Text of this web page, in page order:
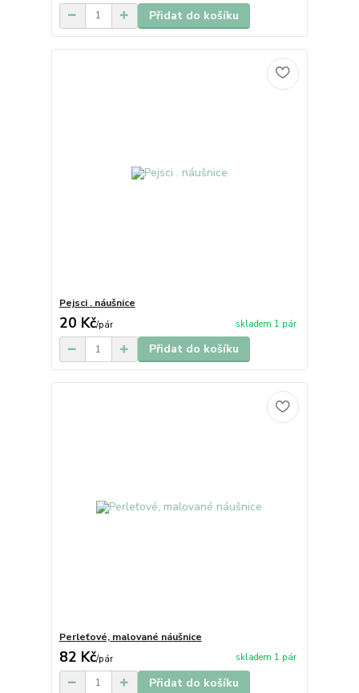
Přidat do košíku
Pejsci . náušnice
20 Kč/pár skladem 1 pár
Přidat do košíku
Perleťové, malované náušnice
82 Kč/pár skladem 1 pár
Přidat do košíku